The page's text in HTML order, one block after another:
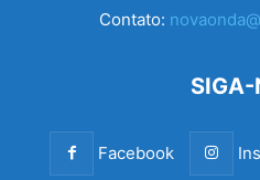
Contato:
SIGA-
Facebook